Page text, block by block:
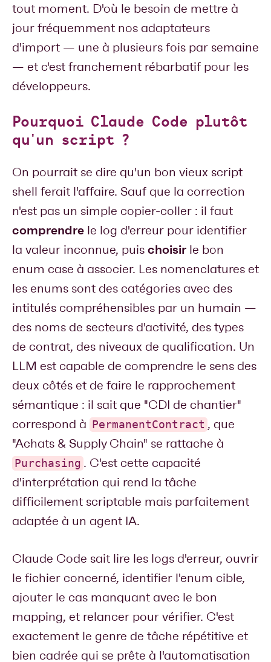
tout moment. D'où le besoin de mettre à
jour fréquemment nos adaptateurs
d'import — une à plusieurs fois par semaine
— et c'est franchement rébarbatif pour les
développeurs.
Pourquoi Claude Code plutôt
qu'un script ?
On pourrait se dire qu'un bon vieux script
shell ferait l'affaire. Sauf que la correction
n'est pas un simple copier-coller : il faut
comprendre le log d'erreur pour identifier
la valeur inconnue, puis choisir le bon
enum case à associer. Les nomenclatures et
les enums sont des catégories avec des
intitulés compréhensibles par un humain —
des noms de secteurs d'activité, des types
de contrat, des niveaux de qualification. Un
LLM est capable de comprendre le sens des
deux côtés et de faire le rapprochement
sémantique : il sait que "CDI de chantier"
correspond à PermanentContract , que
"Achats & Supply Chain" se rattache à
Purchasing . C'est cette capacité
d'interprétation qui rend la tâche
difficilement scriptable mais parfaitement
adaptée à un agent IA.
Claude Code sait lire les logs d'erreur, ouvrir
le fichier concerné, identifier l'enum cible,
ajouter le cas manquant avec le bon
mapping, et relancer pour vérifier. C'est
exactement le genre de tâche répétitive et
bien cadrée qui se prête à l'automatisation